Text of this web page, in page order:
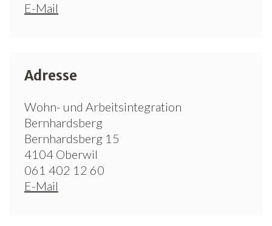
E-Mail
Adresse
Wohn- und Arbeitsintegration
Bernhardsberg
Bernhardsberg 15
4104 Oberwil
061 402 12 60
E-Mail